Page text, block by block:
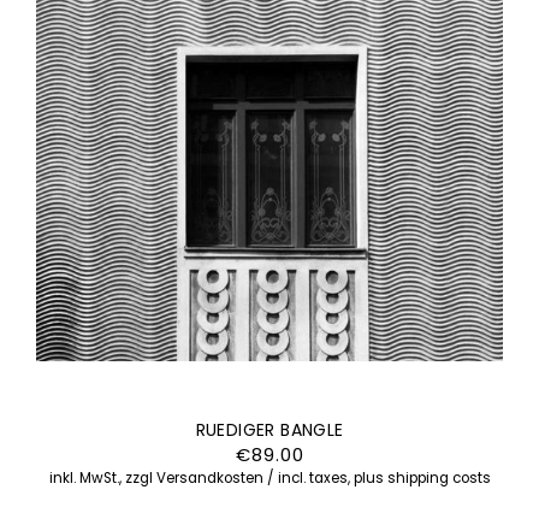
RUEDIGER BANGLE
€89.00
inkl. MwSt., zzgl Versandkosten / incl. taxes, plus shipping costs